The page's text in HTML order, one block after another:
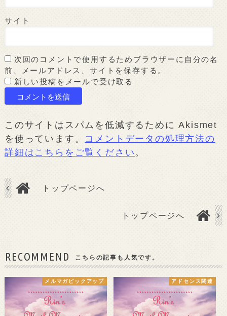
サイト
次回のコメントで使用するためブラウザーに自分の名
前、メールアドレス、サイトを保存する。
新しい投稿をメールで受け取る
このサイトはスパムを低減するために Akismet
を使っています。 コメントデータの処理方法の
詳細はこちらをご覧ください 。
トップページへ
トップページへ
RECOMMEND こちらの記事も人気です。
メルマガピックアップ アドセンス関連